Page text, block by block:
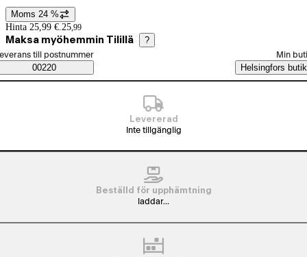
Prisinformation
Moms 24 %
Hinta 25,99 €. 25,99
Maksa myöhemmin Tilillä ?
Saatavuustiedot
beställningssätt
till postnummer
00220
Min
Helsingfors butik
Levererad
Inte tillgänglig
Beställd för upphämtning
laddar...